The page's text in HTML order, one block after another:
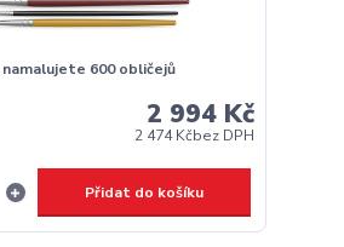
namalujete 600 obličejů
2 994 Kč
2 474 Kčbez DPH
Přidat do košíku